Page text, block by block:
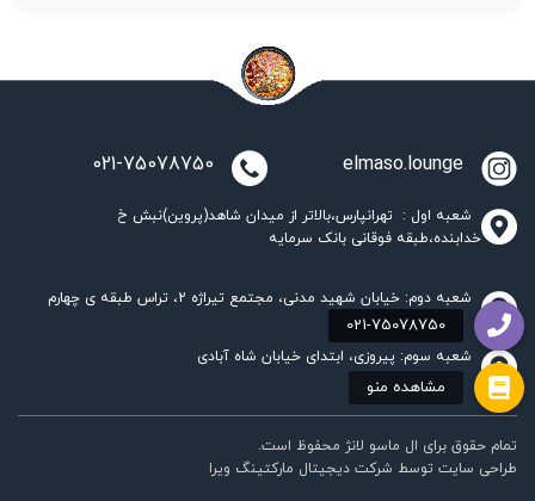
elmaso.lounge
شعبه اول : تهرانپارس،بالاتر از میدان شاهد(پروین)نبش خ
خدابنده،طبقه فوقانی بانک سرمایه
شعبه دوم: خیابان شهید مدنی، مجتمع تیراژه 2، تراس طبقه ی چهارم
شعبه سوم: پیروزی، ابتدای خیابان شاه آبادی
تمام حقوق برای ال ماسو لانژ محفوظ است.
طراحی سایت توسط شرکت دیجیتال مارکتینگ ویرا